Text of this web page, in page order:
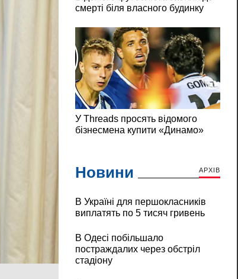
Новини АРХІВ
В Україні для першокласників
виплатять по 5 тисяч гривень
В Одесі побільшало
постраждалих через обстріл
стадіону